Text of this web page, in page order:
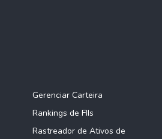
Gerenciar Carteira
Rankings de FIIs
Rastreador de Ativos de